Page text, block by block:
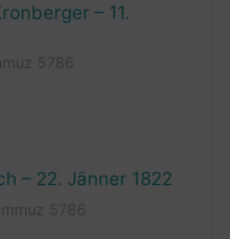
– 11.
– 22. Jänner 1822